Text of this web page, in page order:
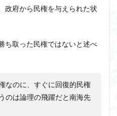
政府から民権を与えられた状
ち取った民権ではないと述べ
なのに、すぐに回復的民権
のは論理の飛躍だと南海先